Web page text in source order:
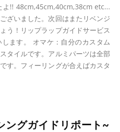
!! 48cm,45cm,40cm,38cm etc...
ざいました。次回はまたリベンジ
う！リップラップガイドサービス
ます。 オマケ：自分のカスタム
タイルです。アルミパーツは全部
す。フィーリングが合えばカスタ
ングガイドリポート~